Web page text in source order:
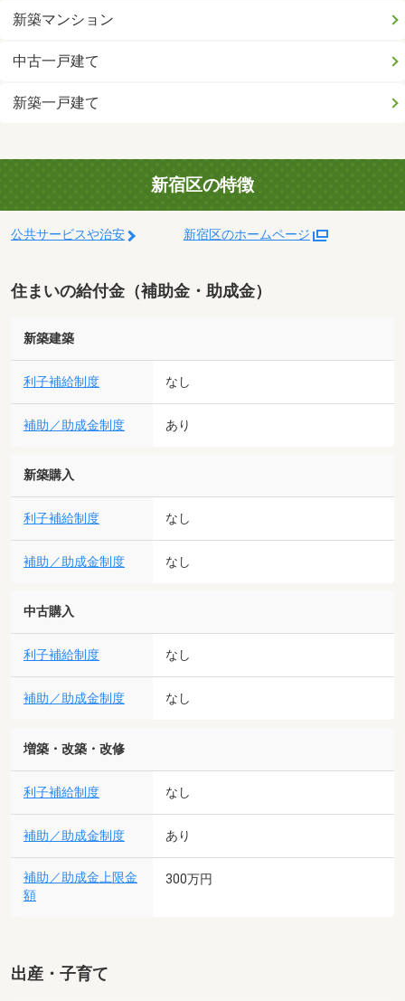
新築マンション
中古一戸建て
新築一戸建て
新宿区の特徴
公共サービスや治安 新宿区のホームページ
住まいの給付金（補助金・助成金）
新築建築
利子補給制度 なし
補助／助成金制度 あり
新築購入
利子補給制度 なし
補助／助成金制度 なし
中古購入
利子補給制度 なし
補助／助成金制度 なし
増築・改築・改修
利子補給制度 なし
補助／助成金制度 あり
補助／助成金上限金
額
300万円
出産・子育て